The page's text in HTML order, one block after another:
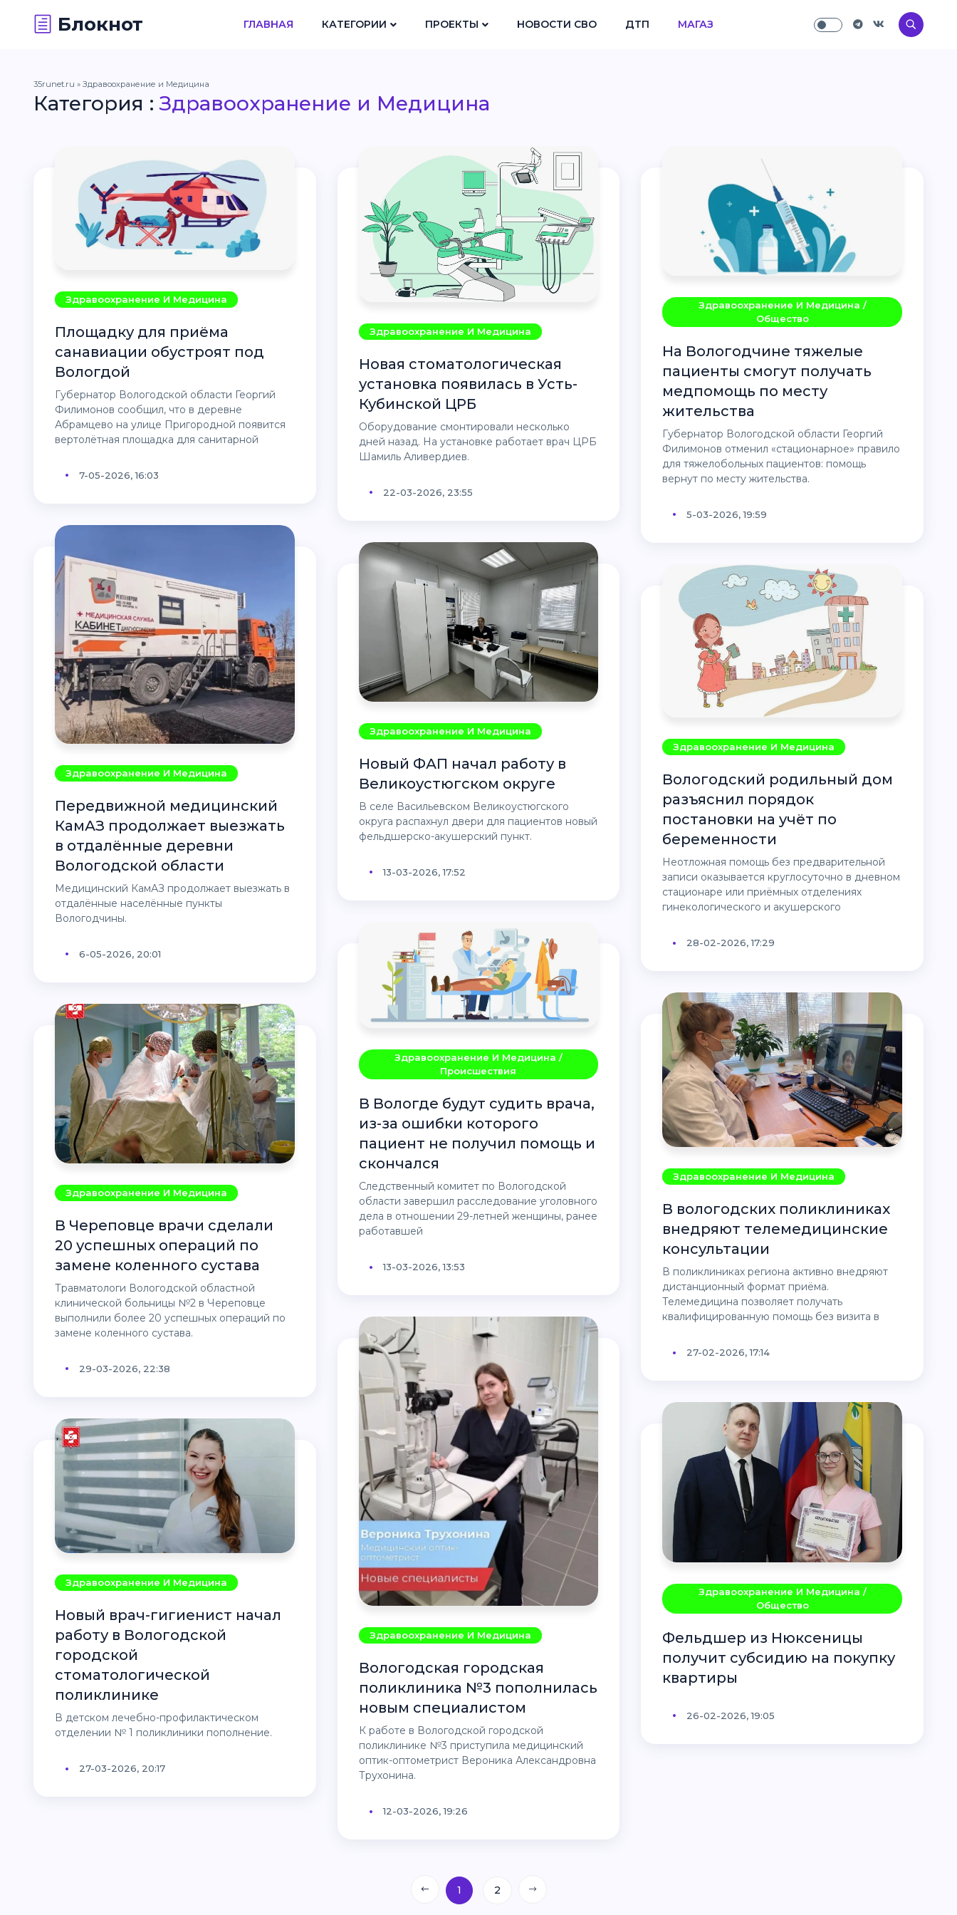
Блокнот ГЛАВНАЯ КАТЕГОРИИ ПРОЕКТЫ НОВОСТИ СВО ДТП МАГАЗ
35runet.ru » Здравоохранение и Медицина
Категория :Здравоохранение и Медицина
Здравоохранение И Медицина
Площадку для приёма
санавиации обустроят под
Вологдой
Губернатор Вологодской области Георгий
Филимонов сообщил, что в деревне
Абрамцево на улице Пригородной появится
вертолётная площадка для санитарной
7-05-2026, 16:03
Здравоохранение И Медицина
Передвижной медицинский
КамАЗ продолжает выезжать
в отдалённые деревни
Вологодской области
Медицинский КамАЗ продолжает выезжать в
отдалённые населённые пункты
Вологодчины.
6-05-2026, 20:01
Здравоохранение И Медицина
В Череповце врачи сделали
20 успешных операций по
замене коленного сустава
Травматологи Вологодской областной
клинической больницы №2 в Череповце
выполнили более 20 успешных операций по
замене коленного сустава.
29-03-2026, 22:38
Здравоохранение И Медицина
Новый врач-гигиенист начал
работу в Вологодской
городской
стоматологической
поликлинике
В детском лечебно-профилактическом
отделении № 1 поликлиники пополнение.
27-03-2026, 20:17
Здравоохранение И Медицина
Новая стоматологическая
установка появилась в Усть-
Кубинской ЦРБ
Оборудование смонтировали несколько
дней назад. На установке работает врач ЦРБ
Шамиль Аливердиев.
22-03-2026, 23:55
Здравоохранение И Медицина
Новый ФАП начал работу в
Великоустюгском округе
В селе Васильевском Великоустюгского
округа распахнул двери для пациентов новый
фельдшерско-акушерский пункт.
13-03-2026, 17:52
Здравоохранение И Медицина /
Происшествия
В Вологде будут судить врача,
из-за ошибки которого
пациент не получил помощь и
скончался
Следственный комитет по Вологодской
области завершил расследование уголовного
дела в отношении 29-летней женщины, ранее
работавшей
13-03-2026, 13:53
Здравоохранение И Медицина
Вологодская городская
поликлиника №3 пополнилась
новым специалистом
К работе в Вологодской городской
поликлинике №3 приступила медицинский
оптик-оптометрист Вероника Александровна
Трухонина.
12-03-2026, 19:26
Здравоохранение И Медицина /
Общество
На Вологодчине тяжелые
пациенты смогут получать
медпомощь по месту
жительства
Губернатор Вологодской области Георгий
Филимонов отменил «стационарное» правило
для тяжелобольных пациентов: помощь
вернут по месту жительства.
5-03-2026, 19:59
Здравоохранение И Медицина
Вологодский родильный дом
разъяснил порядок
постановки на учёт по
беременности
Неотложная помощь без предварительной
записи оказывается круглосуточно в дневном
стационаре или приёмных отделениях
гинекологического и акушерского
28-02-2026, 17:29
Здравоохранение И Медицина
В вологодских поликлиниках
внедряют телемедицинские
консультации
В поликлиниках региона активно внедряют
дистанционный формат приёма.
Телемедицина позволяет получать
квалифицированную помощь без визита в
27-02-2026, 17:14
Здравоохранение И Медицина /
Общество
Фельдшер из Нюксеницы
получит субсидию на покупку
квартиры
26-02-2026, 19:05
1 2